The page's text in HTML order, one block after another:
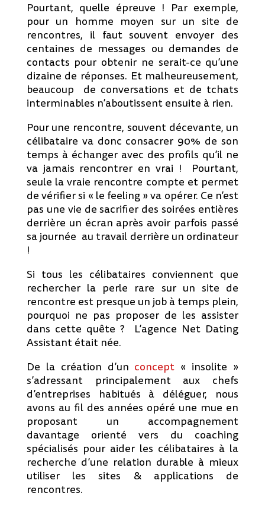
Pourtant, quelle épreuve ! Par exemple,
pour un homme moyen sur un site de
rencontres, il faut souvent envoyer des
centaines de messages ou demandes de
contacts pour obtenir ne serait-ce qu’une
dizaine de réponses. Et malheureusement,
beaucoup de conversations et de tchats
interminables n’aboutissent ensuite à rien.
Pour une rencontre, souvent décevante, un
célibataire va donc consacrer 90% de son
temps à échanger avec des profils qu’il ne
va jamais rencontrer en vrai ! Pourtant,
seule la vraie rencontre compte et permet
de vérifier si « le feeling » va opérer. Ce n’est
pas une vie de sacrifier des soirées entières
derrière un écran après avoir parfois passé
sa journée au travail derrière un ordinateur
!
Si tous les célibataires conviennent que
rechercher la perle rare sur un site de
rencontre est presque un job à temps plein,
pourquoi ne pas proposer de les assister
dans cette quête ? L’agence Net Dating
Assistant était née.
De la création d’un concept « insolite »
s’adressant principalement aux chefs
d’entreprises habitués à déléguer, nous
avons au fil des années opéré une mue en
proposant un accompagnement
davantage orienté vers du coaching
spécialisés pour aider les célibataires à la
recherche d’une relation durable à mieux
utiliser les sites & applications de
rencontres.